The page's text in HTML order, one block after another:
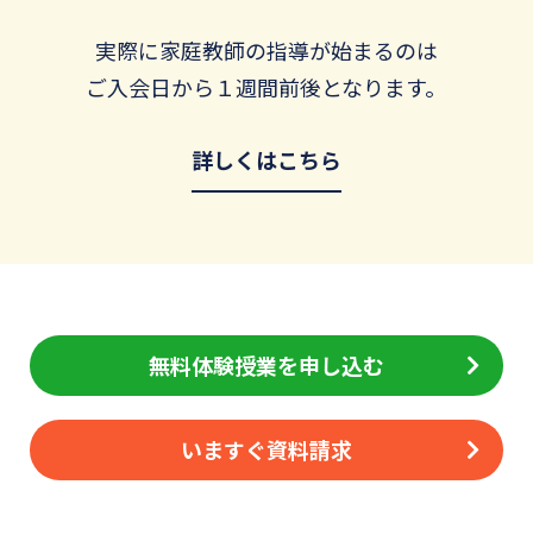
実際に家庭教師の指導が始まるのは
ご入会日から１週間前後となります。
詳しくはこちら
無料体験授業を申し込む
いますぐ資料請求